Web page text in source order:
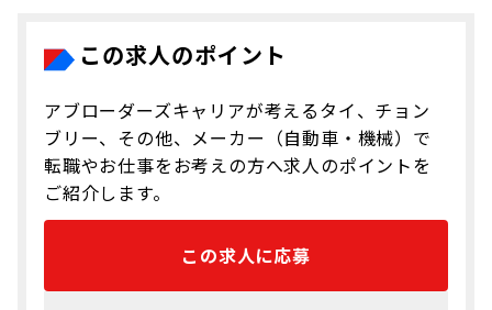
この求人のポイント
アブローダーズキャリアが考えるタイ、チョン
ブリー、その他、メーカー（自動車・機械）で
転職やお仕事をお考えの方へ求人のポイントを
ご紹介します。
この求人に応募